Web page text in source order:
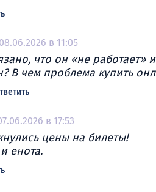
08.06.2026 в 11:05
что он «не работает»
В чем проблема купить
в 17:53
цены на билеты!
енота.